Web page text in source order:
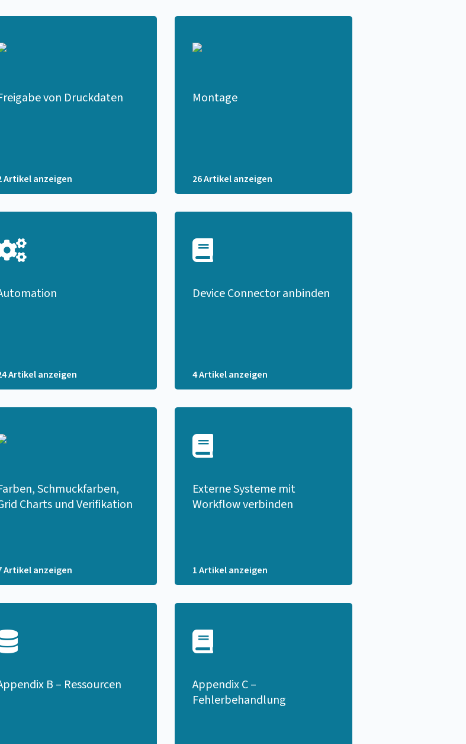
von Druckdaten
Artikel anzeigen
Montage
26 Artikel anzeigen
Artikel anzeigen
Device Connector anbinden
4 Artikel anzeigen
Schmuckfarben,
Charts und Verifikation
Artikel anzeigen
Externe Systeme mit
Workflow verbinden
1 Artikel anzeigen
B – Ressourcen
Appendix C –
Fehlerbehandlung